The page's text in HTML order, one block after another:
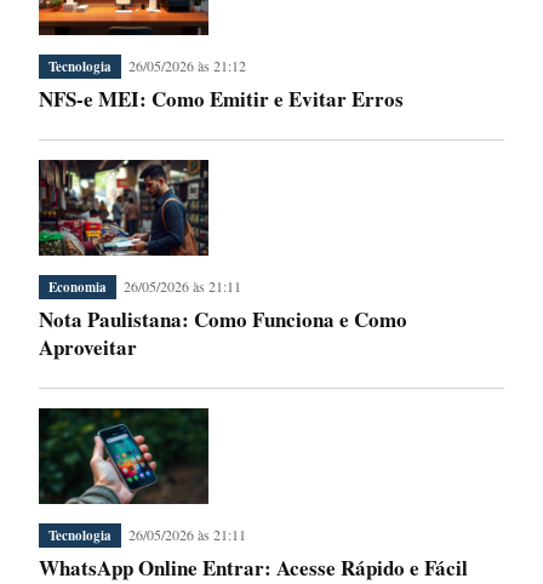
Tecnologia 26/05/2026 às 21:12
NFS-e MEI: Como Emitir e Evitar Erros
Economia 26/05/2026 às 21:11
Nota Paulistana: Como Funciona e Como
Aproveitar
Tecnologia 26/05/2026 às 21:11
WhatsApp Online Entrar: Acesse Rápido e Fácil